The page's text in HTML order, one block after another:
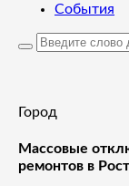
События
Город
Массовые
ремонтов в